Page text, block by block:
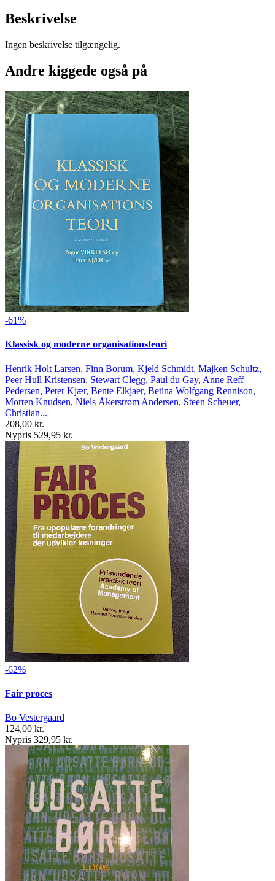
Beskrivelse
Ingen beskrivelse tilgængelig.
Andre kiggede også på
-61%
Klassisk og moderne organisationsteori
Henrik Holt Larsen, Finn Borum, Kjeld Schmidt, Majken Schultz,
Peer Hull Kristensen, Stewart Clegg, Paul du Gay, Anne Reff
Pedersen, Peter Kjær, Bente Elkjaer, Betina Wolfgang Rennison,
Morten Knudsen, Niels Åkerstrøm Andersen, Steen Scheuer,
Christian...
208,00 kr.
Nypris 529,95 kr.
-62%
Fair proces
Bo Vestergaard
124,00 kr.
Nypris 329,95 kr.